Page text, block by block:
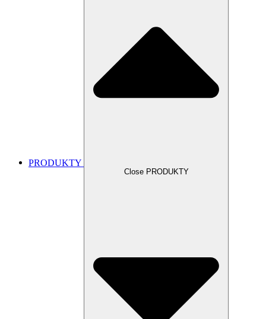
PRODUKTY
Close PRODUKTY